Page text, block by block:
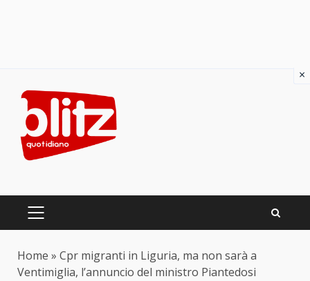
content
PRIMARY
Home » Cpr migranti in Liguria, ma non sarà a
Ventimiglia, l’annuncio del ministro Piantedosi
×